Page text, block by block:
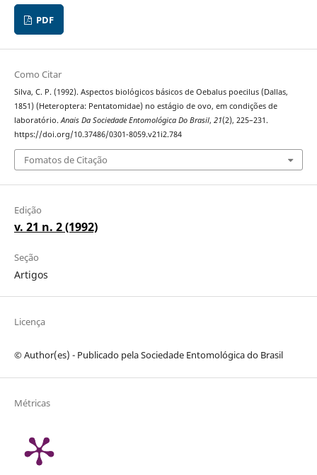
PDF
Como Citar
Silva, C. P. (1992). Aspectos biológicos básicos de Oebalus poecilus (Dallas,
1851) (Heteroptera: Pentatomidae) no estágio de ovo, em condições de
laboratório.Anais Da Sociedade Entomológica Do Brasil, 21(2), 225–231.
https://doi.org/10.37486/0301-8059.v21i2.784
Fomatos de Citação
Edição
v. 21 n. 2 (1992)
Seção
Artigos
Licença
© Author(es) - Publicado pela Sociedade Entomológica do Brasil
Métricas